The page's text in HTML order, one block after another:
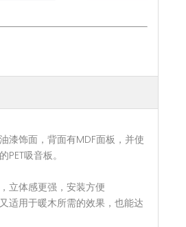
漆饰面，背面有MDF面板，并使
吸音板。
立体感更强，安装方便
适用于暖木所需的效果，也能达